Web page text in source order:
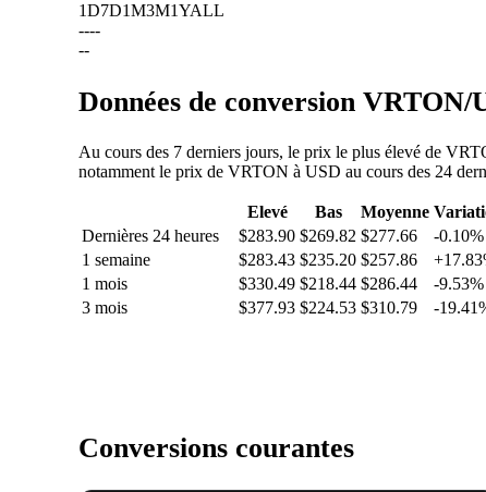
1D7D1M3M1YALL
----
--
Données de conversion
Au cours des 7 derniers jours, le prix le plus élevé de
notamment le prix de VRTON à USD au cours des 24
Elevé Bas Moyenne
Dernières 24 heures
$283.90 $269.82 $277.66
-0.10%
1 semaine
$283.43 $235.20 $257.86
1 mois
$330.49 $218.44 $286.44
-9.53%
3 mois
$377.93 $224.53 $310.79 -
Conversions courantes